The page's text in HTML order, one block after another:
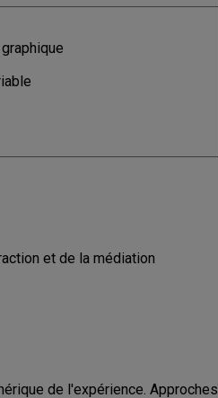
et de la médiation
de l'expérience. Approches